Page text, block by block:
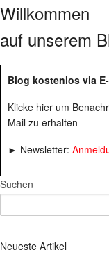
Willkommen
auf unserem
Blog kostenlos via
Klicke hier um
Mail zu erhalten
► Newsletter:
Suchen
Neueste Artikel